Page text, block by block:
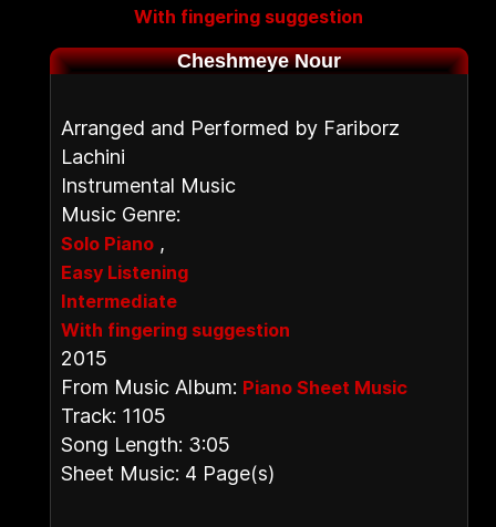
With fingering suggestion
Cheshmeye Nour
Arranged and Performed by Fariborz
Lachini
Instrumental Music
Music Genre:
Solo Piano ,
Easy Listening
Intermediate
With fingering suggestion
2015
From Music Album: Piano Sheet Music
Track: 1105
Song Length: 3:05
Sheet Music: 4 Page(s)